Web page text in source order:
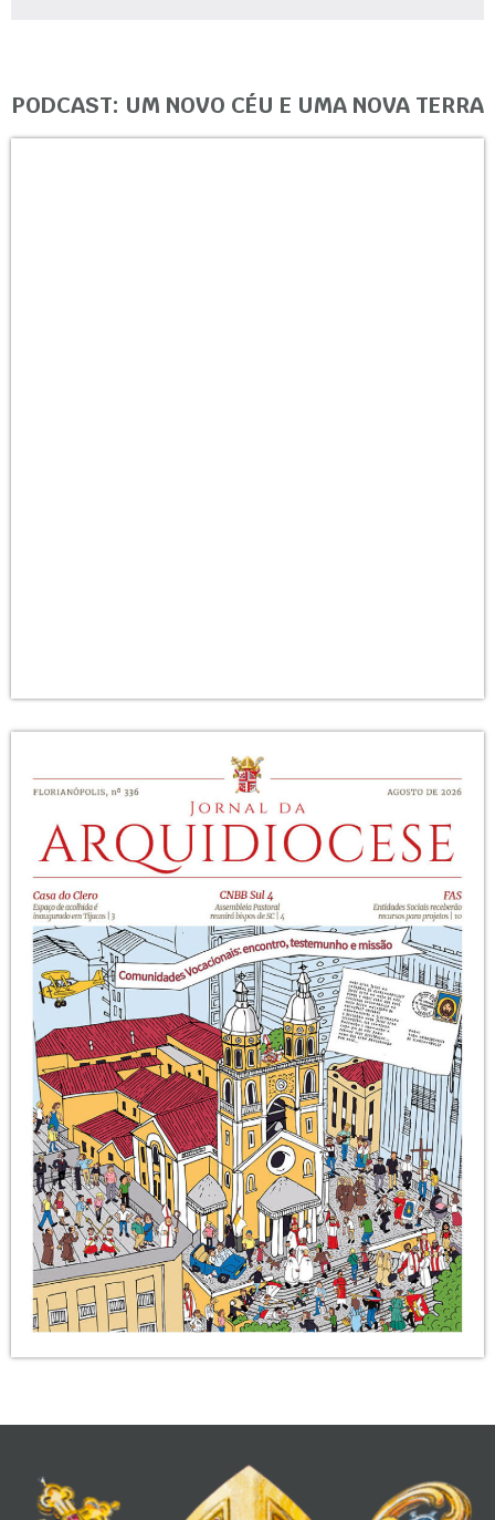
PODCAST: UM NOVO CÉU E UMA NOVA TERRA